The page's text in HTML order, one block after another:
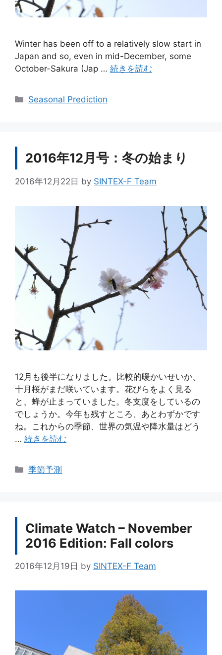
Winter has been off to a relatively slow start in
Japan and so, even in mid-December, some
October-Sakura (Jap … 続きを読む
カ
Seasonal Prediction
2016年12月号：冬の始まり
2016年12月22日 by SINTEX-F Team
12月も後半になりました。比較的暖かいせいか、
十月桜がまだ咲いています。花びらをよく見る
と、蜂が止まっていました。冬支度をしているの
でしょうか。今年も残すところ、あとわずかです
ね。これからの季節、世界の気温や降水量はどう
… 続きを読む
カ
季節予測
Climate Watch – November
2016 Edition: Fall colors
2016年12月19日 by SINTEX-F Team